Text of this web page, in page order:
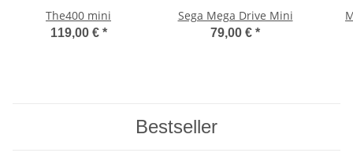
The400 mini
119,00 € *
Sega Mega Drive Mini
79,00 € *
Bestseller